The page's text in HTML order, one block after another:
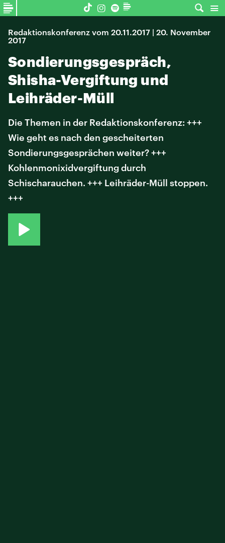
Redaktionskonferenz vom 20.11.2017 | 20. November
2017
Sondierungsgespräch,
Shisha-Vergiftung und
Leihräder-Müll
Die Themen in der Redaktionskonferenz: +++
Wie geht es nach den gescheiterten
Sondierungsgesprächen weiter? +++
Kohlenmonixidvergiftung durch
Schischarauchen. +++ Leihräder-Müll stoppen.
+++